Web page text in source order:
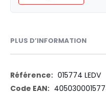
PLUS D’INFORMATION
Plus
d’information
015774 LEDV